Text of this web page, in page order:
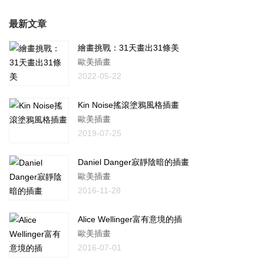
最新文章
繪畫挑戰：31天畫出31條美
歐美插畫
2022-05-22
Kin Noise搖滾塗鴉風格插畫
歐美插畫
2019-07-25
Daniel Danger寂靜陰暗的插畫
歐美插畫
2016-11-28
Alice Wellinger富有意境的插
歐美插畫
2016-07-01